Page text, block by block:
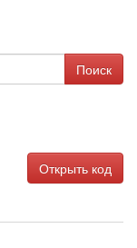
Поиск
Открыть код